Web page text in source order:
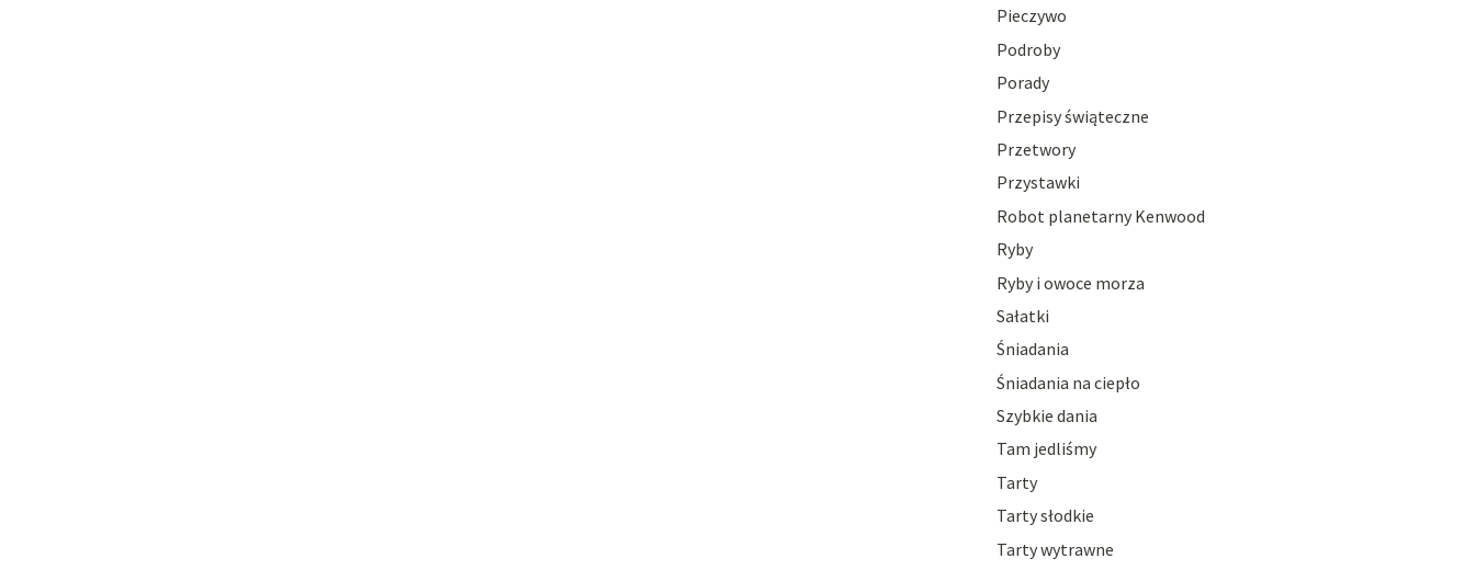
Pieczywo
Podroby
Porady
Przepisy świąteczne
Przetwory
Przystawki
Robot planetarny Kenwood
Ryby
Ryby i owoce morza
Sałatki
Śniadania
Śniadania na ciepło
Szybkie dania
Tam jedliśmy
Tarty
Tarty słodkie
Tarty wytrawne